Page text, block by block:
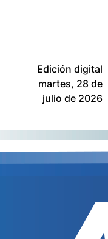
Edición digital
martes, 28 de
julio de 2026